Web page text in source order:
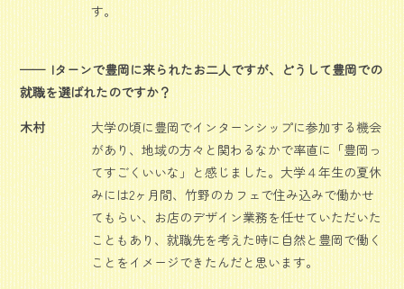
す。
Iターンで豊岡に来られたお二人ですが、どうして豊岡での
就職を選ばれたのですか？
木村
大学の頃に豊岡でインターンシップに参加する機会
があり、地域の方々と関わるなかで率直に「豊岡っ
てすごくいいな」と感じました。大学４年生の夏休
みには2ヶ月間、竹野のカフェで住み込みで働かせ
てもらい、お店のデザイン業務を任せていただいた
こともあり、就職先を考えた時に自然と豊岡で働く
ことをイメージできたんだと思います。